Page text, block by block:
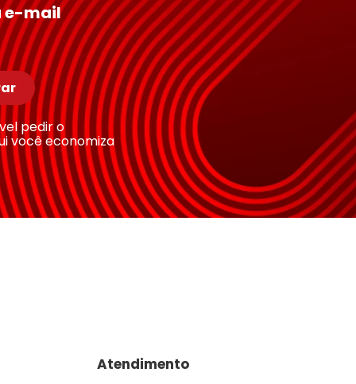
e-mail
pedir o
você economiza
Atendimento